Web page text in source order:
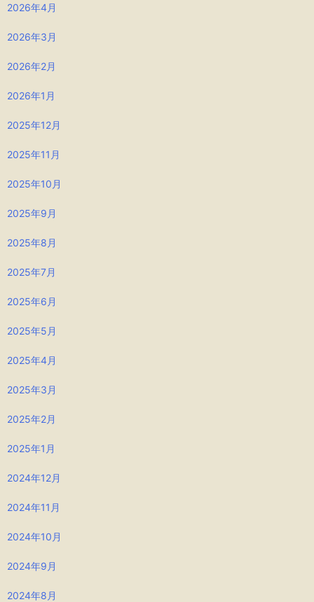
2026年4月
2026年3月
2026年2月
2026年1月
2025年12月
2025年11月
2025年10月
2025年9月
2025年8月
2025年7月
2025年6月
2025年5月
2025年4月
2025年3月
2025年2月
2025年1月
2024年12月
2024年11月
2024年10月
2024年9月
2024年8月